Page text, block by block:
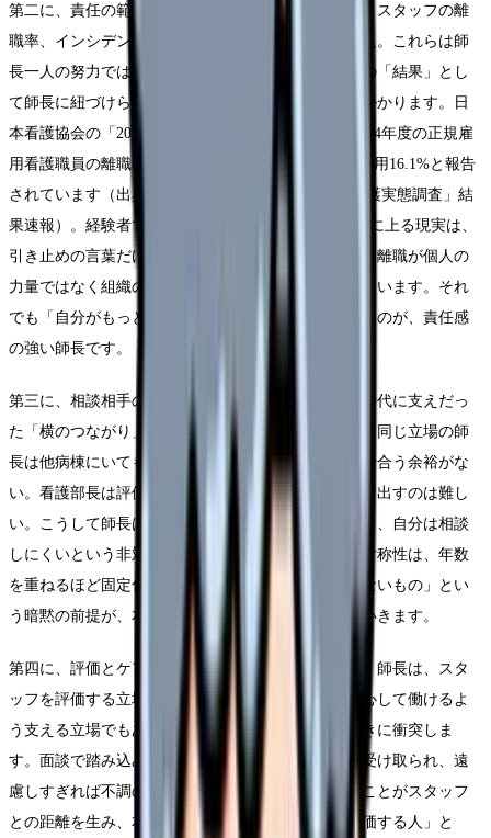
第二に、責任の範囲が「結果」にまで及ぶことです。スタッフの離
職率、インシデントの発生、勤務表の成立、患者満足。これらは師
長一人の努力では決まらないにもかかわらず、病棟の「結果」とし
て師長に紐づけられます。とりわけ離職は重くのしかかります。日
本看護協会の「2025年 病院看護実態調査」では、2024年度の正規雇
用看護職員の離職率は11.0%、新卒採用8.4%、既卒採用16.1%と報告
されています（出典：日本看護協会「2025年 病院看護実態調査」結
果速報）。経験者である既卒の離職率が新卒の約2倍に上る現実は、
引き止めの言葉だけでは離職を防げないこと、つまり離職が個人の
力量ではなく組織の仕組みの問題であることを示しています。それ
でも「自分がもっとうまくやれば」と背負ってしまうのが、責任感
の強い師長です。
第三に、相談相手の喪失です。スタッフ時代や主任時代に支えだっ
た「横のつながり」が、師長になると薄くなります。同じ立場の師
長は他病棟にいても、それぞれが多忙で、弱音を見せ合う余裕がな
い。看護部長は評価者でもあるため、すべてをさらけ出すのは難し
い。こうして師長は、相談を受ける役割を担いながら、自分は相談
しにくいという非対称な立場に置かれます。この非対称性は、年数
を重ねるほど固定化しやすく、「師長は弱音を吐かないもの」とい
う暗黙の前提が、本人の中にも周囲にも染みついていきます。
第四に、評価とケアの両立という難しさがあります。師長は、スタ
ッフを評価する立場であると同時に、スタッフが安心して働けるよ
う支える立場でもあります。この二つの役割は、ときに衝突しま
す。面談で踏み込みすぎれば「監視されている」と受け取られ、遠
慮しすぎれば不調のサインを見逃す。評価者であることがスタッフ
との距離を生み、本音が見えにくくなる。この「評価する人」と